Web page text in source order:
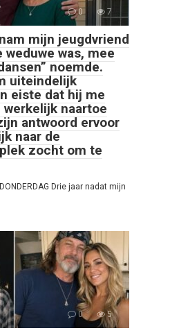
0 7
mijn jeugdvriend
was, mee
noemde.
uiteindelijk
eiste dat hij me
naartoe
antwoord ervoor
naar de
zocht om te
Drie jaar nadat mijn
0 5